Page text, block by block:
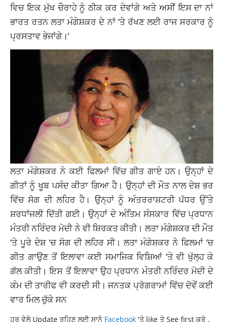
ਵਿਚ ਇਕ ਮੁੱਖ ਚੌਰਾਹੇ ਨੂੰ ਠੀਕ ਕਰ ਦੇਵਾਂਗੇ ਅਤੇ ਅਸੀਂ ਇਸ ਦਾ ਨਾਂ
ਭਾਰਤ ਰਤਨ ਲਤਾ ਮੰਗੇਸ਼ਕਰ ਦੇ ਨਾਂ ‘ਤੇ ਰੱਖਣ ਲਈ ਰਾਜ ਸਰਕਾਰ ਨੂੰ
ਪ੍ਰਸਤਾਵ ਭੇਜਾਂਗੇ।’
ਲਤਾ ਮੰਗੇਸ਼ਕਰ ਨੇ ਕਈ ਫਿਲਮਾਂ ਵਿੱਚ ਗੀਤ ਗਾਏ ਹਨ। ਉਨ੍ਹਾਂ ਦੇ
ਗੀਤਾਂ ਨੂੰ ਖੂਬ ਪਸੰਦ ਕੀਤਾ ਗਿਆ ਹੈ। ਉਨ੍ਹਾਂ ਦੀ ਮੌਤ ਨਾਲ ਦੇਸ਼ ਭਰ
ਵਿੱਚ ਸੋਗ ਦੀ ਲਹਿਰ ਹੈ। ਉਨ੍ਹਾਂ ਨੂੰ ਅੰਤਰਰਾਸ਼ਟਰੀ ਪੱਧਰ ਉੱਤੇ
ਸ਼ਰਧਾਂਜਲੀ ਦਿੱਤੀ ਗਈ। ਉਨ੍ਹਾਂ ਦੇ ਅੰਤਿਮ ਸੰਸਕਾਰ ਵਿੱਚ ਪ੍ਰਧਾਨ
ਮੰਤਰੀ ਨਰਿੰਦਰ ਮੋਦੀ ਨੇ ਵੀ ਸ਼ਿਰਕਤ ਕੀਤੀ। ਲਤਾ ਮੰਗੇਸ਼ਕਰ ਦੀ ਮੌਤ
‘ਤੇਪੂਰੇਦੇਸ਼ ‘ਚ ਸੋਗ ਦੀ ਲਹਿਰ ਸੀ। ਲਤਾ ਮੰਗੇਸ਼ਕਰ ਨੇਫਿਲਮਾਂ‘ਚ
ਗੀਤ ਗਾਉਣ ਤੋਂ ਇਲਾਵਾ ਕਈ ਸਮਾਜਿਕ ਵਿਸ਼ਿਆਂ ‘ਤੇ ਵੀ ਖੁੱਲ੍ਹ ਕੇ
ਗੱਲ ਕੀਤੀ। ਇਸ ਤੋਂ ਇਲਾਵਾ ਉਹ ਪ੍ਰਧਾਨ ਮੰਤਰੀ ਨਰਿੰਦਰ ਮੋਦੀ ਦੇ
ਕੰਮ ਦੀ ਤਾਰੀਫ ਵੀ ਕਰਦੀ ਸੀ। ਜਨਤਕ ਪ੍ਰੋਗਰਾਮਾਂ ਵਿੱਚ ਦੋਵੇਂ ਕਈ
ਵਾਰ ਮਿਲ ਚੁੱਕੇ ਸਨ
ਹਰ ਵੇਲੇ Update ਰਹਿਣ ਲਈ ਸਾਨੂੰ Facebook 'ਤੇ like ਤੇ See first ਕਰੋ .